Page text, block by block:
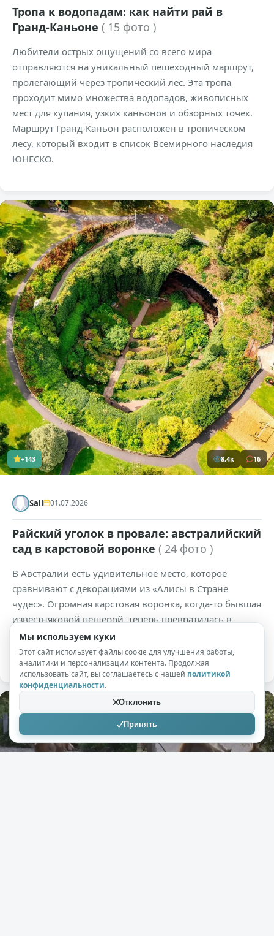
Тропа к водопадам: как найти рай в
Гранд-Каньоне ( 15 фото )
Любители острых ощущений со всего мира
отправляются на уникальный пешеходный маршрут,
пролегающий через тропический лес. Эта тропа
проходит мимо множества водопадов, живописных
мест для купания, узких каньонов и обзорных точек.
Маршрут Гранд-Каньон расположен в тропическом
лесу, который входит в список Всемирного наследия
ЮНЕСКО.
+143 8,4к 16
Sall 01.07.2026
Райский уголок в провале: австралийский
сад в карстовой воронке ( 24 фото )
В Австралии есть удивительное место, которое
сравнивают с декорациями из «Алисы в Стране
чудес». Огромная карстовая воронка, когда-то бывшая
известняковой пещерой, теперь превратилась в
пышный сад с густой зеленью, свисающими лианами
и яркими цветами.
Мы используем куки
Этот сайт использует файлы cookie для улучшения работы,
аналитики и персонализации контента. Продолжая
использовать сайт, вы соглашаетесь с нашей политикой
конфиденциальности.
Отклонить
Принять